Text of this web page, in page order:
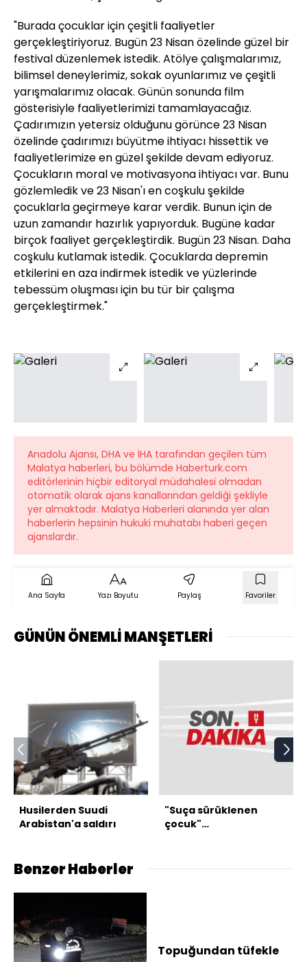
"Burada çocuklar için çeşitli faaliyetler
gerçekleştiriyoruz. Bugün 23 Nisan özelinde güzel bir
festival düzenlemek istedik. Atölye çalışmalarımız,
bilimsel deneylerimiz, sokak oyunlarımız ve çeşitli
yarışmalarımız olacak. Günün sonunda film
gösterisiyle faaliyetlerimizi tamamlayacağız.
Çadırımızın yetersiz olduğunu görünce 23 Nisan
özelinde çadırımızı büyütme ihtiyacı hissettik ve
faaliyetlerimize en güzel şekilde devam ediyoruz.
Çocukların moral ve motivasyona ihtiyacı var. Bunu
gözlemledik ve 23 Nisan'ı en coşkulu şekilde
çocuklarla geçirmeye karar verdik. Bunun için de
uzun zamandır hazırlık yapıyorduk. Bugüne kadar
birçok faaliyet gerçekleştirdik. Bugün 23 Nisan. Daha
coşkulu kutlamak istedik. Çocuklarda depremin
etkilerini en aza indirmek istedik ve yüzlerinde
tebessüm oluşması için bu tür bir çalışma
gerçekleştirmek."
Anadolu Ajansı, DHA ve İHA tarafından geçilen tüm
Malatya haberleri, bu bölümde Haberturk.com
editörlerinin hiçbir editoryal müdahalesi olmadan
otomatik olarak ajans kanallarından geldiği şekliyle
yer almaktadır. Malatya Haberleri alanında yer alan
haberlerin hepsinin hukuki muhatabı haberi geçen
ajanslardır.
Ana Sayfa Yazı Boyutu Paylaş Favoriler
GÜNÜN ÖNEMLİ MANŞETLERİ
Husilerden Suudi
Arabistan'a saldırı
"Suça sürüklenen
çocuk"
Benzer Haberler
Topuğundan tüfekle